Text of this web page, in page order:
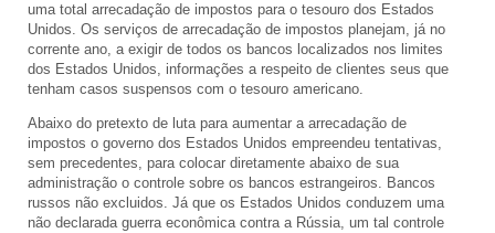
uma total arrecadação de impostos para o tesouro dos Estados
Unidos. Os serviços de arrecadação de impostos planejam, já no
corrente ano, a exigir de todos os bancos localizados nos limites
dos Estados Unidos, informações a respeito de clientes seus que
tenham casos suspensos com o tesouro americano.
Abaixo do pretexto de luta para aumentar a arrecadação de
impostos o governo dos Estados Unidos empreendeu tentativas,
sem precedentes, para colocar diretamente abaixo de sua
administração o controle sobre os bancos estrangeiros. Bancos
russos não excluidos. Já que os Estados Unidos conduzem uma
não declarada guerra econômica contra a Rússia, um tal controle